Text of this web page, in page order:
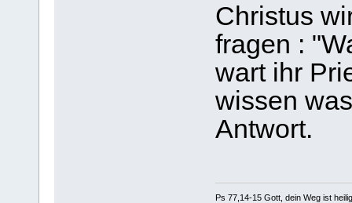
Christus
fragen :
wart ihr
wissen
Antwort.
Ps 77,14-15 Gott, dein Weg ist